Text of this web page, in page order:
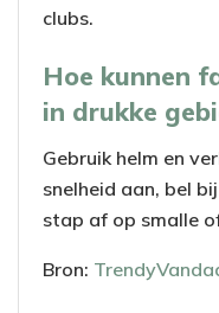
clubs.
Hoe kunnen
in drukke
Gebruik helm en
snelheid aan, bel
stap af op smalle
Bron: